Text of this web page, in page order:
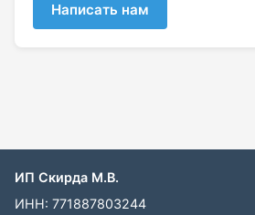
Написать нам
ИП Скирда М.В.
ИНН: 771887803244